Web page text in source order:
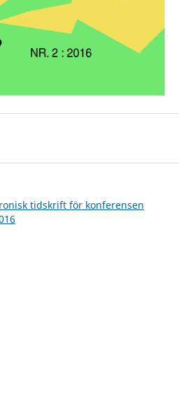
tidskrift för konferensen